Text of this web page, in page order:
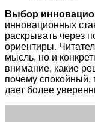
Выбор
инновационных
раскрывать через
ориентиры.
мысль, но и
внимание, какие
почему спокойный,
дает более